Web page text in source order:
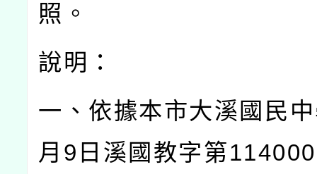
照。
說明：
一、依據本市大溪國民
月 9 日溪國教字第